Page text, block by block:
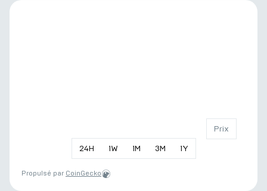
24H 1W 1M 3M 1Y
Prix
Propulsé par CoinGecko